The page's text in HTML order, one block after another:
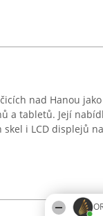
nad Hanou
a tabletů. Její
i LCD displejů